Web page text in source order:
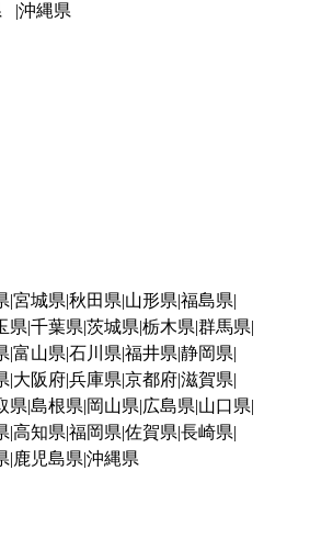
沖縄県
宮城県 秋田県 山形県 福島県
県 千葉県 茨城県 栃木県 群馬県
富山県 石川県 福井県 静岡県
大阪府兵庫県 京都府滋賀県
県 島根県 岡山県 広島県 山口県
高知県 福岡県 佐賀県 長崎県
鹿児島県 沖縄県